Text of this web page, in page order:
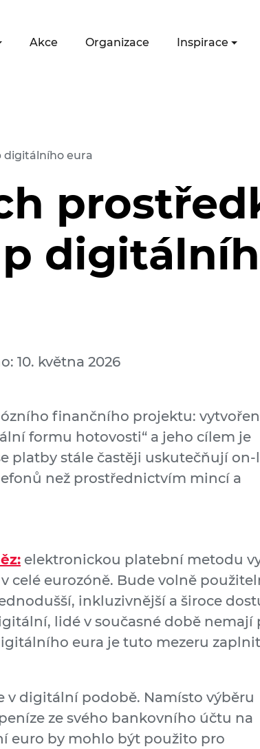
Akce Organizace Inspirace
digitálního eura
10. května 2026
finančního projektu:
formu hotovosti“ a jeho cílem je
platby stále častěji uskutečňují on-
než prostřednictvím mincí a
elektronickou platební metodu
eurozóně. Bude volně
inkluzivnější a široce
lidé v současné době nemají
eura je tuto mezeru
v digitální podobě. Namísto výběru
ze svého bankovního účtu na
euro by mohlo být použito pro